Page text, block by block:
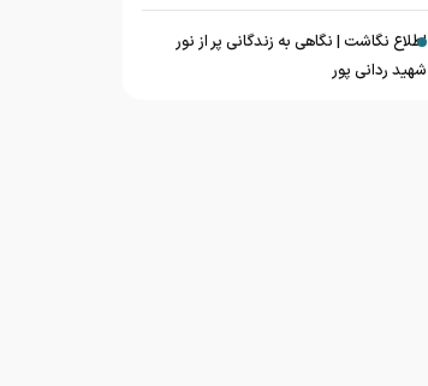
اطلاع نگاشت | نگاهی به زندگانی پر از نور
شهید ردانی پور